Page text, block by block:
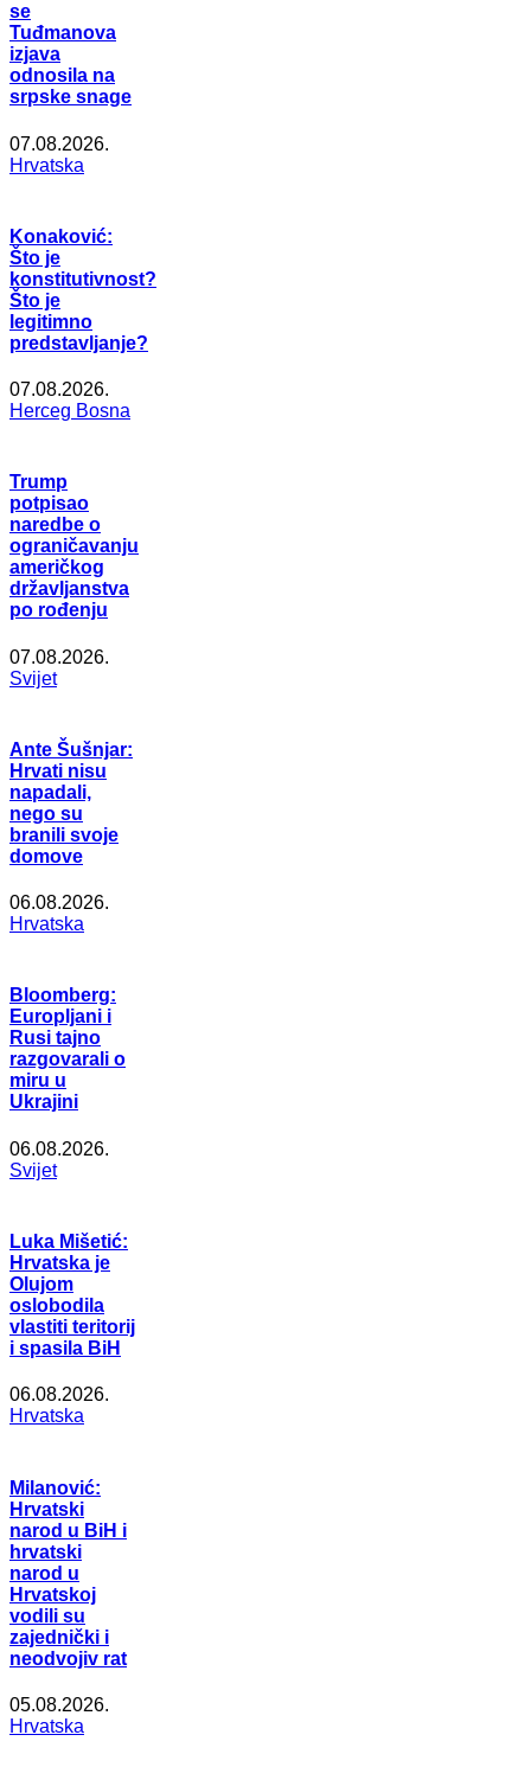
se
Tuđmanova
izjava
odnosila na
srpske snage
07.08.2026.
Hrvatska
Konaković:
Što je
konstitutivnost?
Što je
legitimno
predstavljanje?
07.08.2026.
Herceg Bosna
Trump
potpisao
naredbe o
ograničavanju
američkog
državljanstva
po rođenju
07.08.2026.
Svijet
Ante Šušnjar:
Hrvati nisu
napadali,
nego su
branili svoje
domove
06.08.2026.
Hrvatska
Bloomberg:
Europljani i
Rusi tajno
razgovarali o
miru u
Ukrajini
06.08.2026.
Svijet
Luka Mišetić:
Hrvatska je
Olujom
oslobodila
vlastiti teritorij
i spasila BiH
06.08.2026.
Hrvatska
Milanović:
Hrvatski
narod u BiH i
hrvatski
narod u
Hrvatskoj
vodili su
zajednički i
neodvojiv rat
05.08.2026.
Hrvatska